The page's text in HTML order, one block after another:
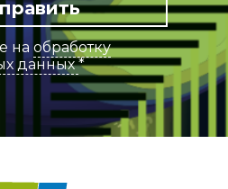
на обработку
данных*